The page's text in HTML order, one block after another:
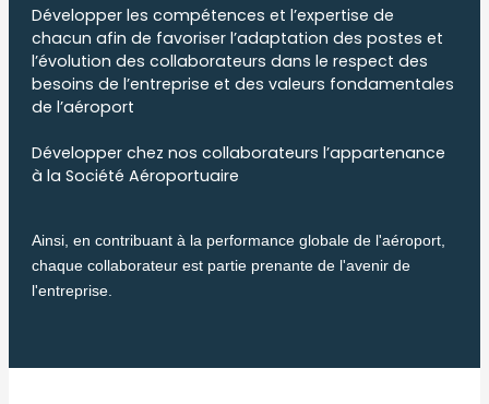
Développer les compétences et l’expertise de
chacun afin de favoriser l’adaptation des postes et
l’évolution des collaborateurs dans le respect des
besoins de l’entreprise et des valeurs fondamentales
de l’aéroport
Développer chez nos collaborateurs l’appartenance
à la Société Aéroportuaire
Ainsi, en contribuant à la performance globale de l'aéroport,
chaque collaborateur est partie prenante de l'avenir de
l'entreprise.